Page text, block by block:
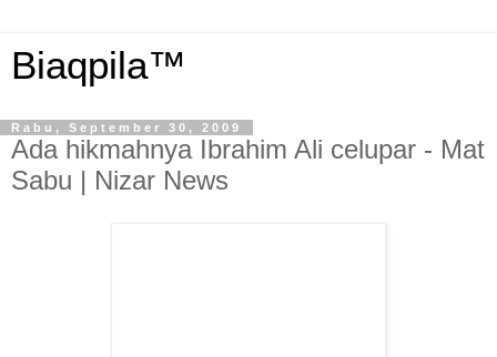
Biaqpila™
Rabu, September 30, 2009
Ada hikmahnya Ibrahim Ali celupar - Mat
Sabu | Nizar News